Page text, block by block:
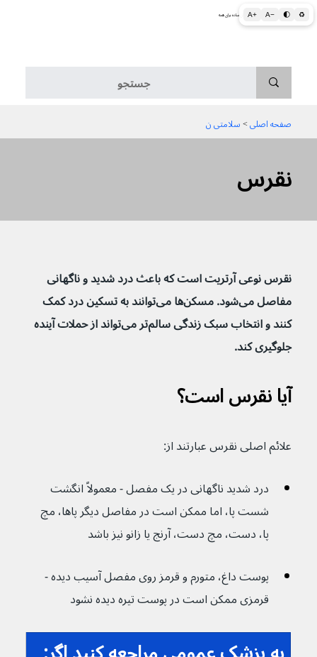
A+ A− 🌓 ♻ اطلاعات پزشکی و بهداشتی به زبان ساده برای همه
نقرس
صفحه اصلی > سلامتی ن
نقرس نوعی آرتریت است که باعث درد شدید و ناگهانی
مفاصل می‌شود. مسکن‌ها می‌توانند به تسکین درد کمک
کنند و انتخاب سبک زندگی سالم‌تر می‌تواند از حملات آینده
جلوگیری کند.
آیا نقرس است؟
علائم اصلی نقرس عبارتند از:
درد شدید ناگهانی در یک مفصل - معمولاً انگشت
شست پا، اما ممکن است در مفاصل دیگر پاها، مچ
پا، دست، مچ دست، آرنج یا زانو نیز باشد
پوست داغ، متورم و قرمز روی مفصل آسیب دیده -
قرمزی ممکن است در پوست تیره دیده نشود